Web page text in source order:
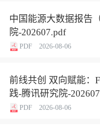
中国能源大数据报告
院-202607.pdf
PDF 2026-08-06
前线共创 双向赋能：
践-腾讯研究院-
PDF 2026-08-06